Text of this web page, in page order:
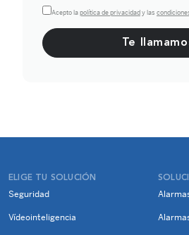
Acepto la política de privacidad y las
Por favor, deja este campo vacío.
ELIGE TU SOLUCIÓN
Seguridad
Vídeointeligencia